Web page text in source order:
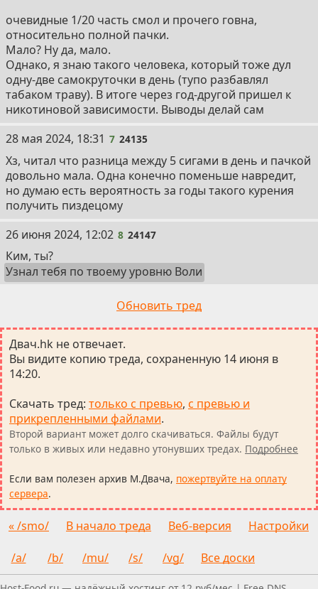
очевидные 1/20 часть смол и прочего говна,
относительно полной пачки.
Мало? Ну да, мало.
Однако, я знаю такого человека, который тоже дул
одну-две самокруточки в день (тупо разбавлял
табаком траву). В итоге через год-другой пришел к
никотиновой зависимости. Выводы делай сам
7
28 мая 2024, 18:31 7 24135
Хз, читал что разница между 5 сигами в день и пачкой
довольно мала. Одна конечно поменьше навредит,
но думаю есть вероятность за годы такого курения
получить пиздецому
8
26 июня 2024, 12:02 8 24147
Ким, ты?
Узнал тебя по твоему уровню Воли
Обновить тред
Двач.hk не отвечает.
Вы видите копию треда, сохраненную 14 июня в
14:20.
Скачать тред: только с превью, с превью и
прикрепленными файлами.
Второй вариант может долго скачиваться. Файлы будут
только в живых или недавно утонувших тредах. Подробнее
Если вам полезен архив М.Двача, пожертвуйте на оплату
сервера.
« /smo/ В начало треда Веб-версия Настройки
/a/ /b/ /mu/ /s/ /vg/
Все доски